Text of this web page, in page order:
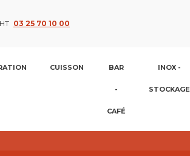
03 25 70 10 00
CUISSON BAR
-
CAFÉ
INOX -
STOCKAGE